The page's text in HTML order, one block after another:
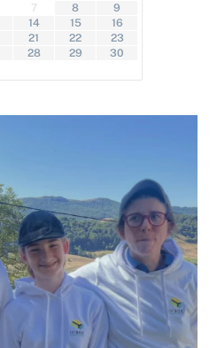
7 8
9
14 15
16
21 22
23
28 29
30